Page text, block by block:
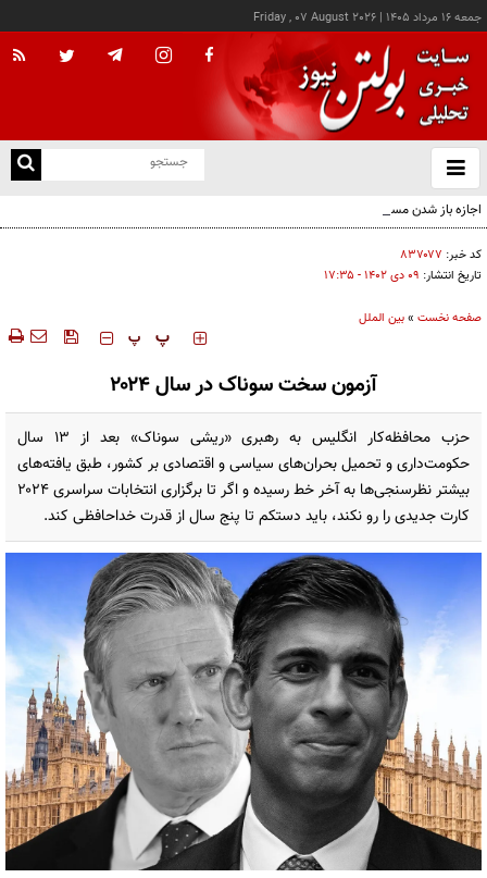
جمعه ۱۶ مرداد ۱۴۰۵ |
Friday , 07 August 2026
باز
و
اجازه باز شدن مسیر دوم در تنگه هرمز را نخواهیم داد
کد خبر: ۸۳۷۰۷۷
تاریخ انتشار: ۰۹ دی ۱۴۰۲ - ۱۷:۳۵
صفحه نخست »بین الملل
‍‍‍ پ پ
آزمون سخت سوناک در سال ۲۰۲۴
حزب محافظه‌کار انگلیس به رهبری «ریشی سوناک» بعد از ۱۳ سال
حکومت‌داری و تحمیل بحران‌های سیاسی و اقتصادی بر کشور، طبق یافته‌های
بیشتر نظرسنجی‌ها به آخر خط رسیده و اگر تا برگزاری انتخابات سراسری ۲۰۲۴
کارت جدیدی را رو نکند، باید دستکم تا پنج سال از قدرت خداحافظی کند.